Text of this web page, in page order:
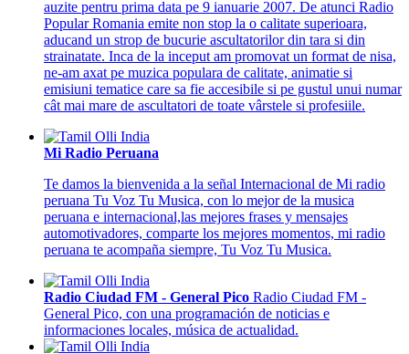
auzite pentru prima data pe 9 ianuarie 2007. De atunci Radio
Popular Romania emite non stop la o calitate superioara,
aducand un strop de bucurie ascultatorilor din tara si din
strainatate. Inca de la inceput am promovat un format de nisa,
ne-am axat pe muzica populara de calitate, animatie si
emisiuni tematice care sa fie accesibile si pe gustul unui numar
cât mai mare de ascultatori de toate vârstele si profesiile.
Mi Radio Peruana
Te damos la bienvenida a la señal Internacional de Mi radio
peruana Tu Voz Tu Musica, con lo mejor de la musica
peruana e internacional,las mejores frases y mensajes
automotivadores, comparte los mejores momentos, mi radio
peruana te acompaña siempre, Tu Voz Tu Musica.
Radio Ciudad FM - General Pico Radio Ciudad FM -
General Pico, con una programación de noticias e
informaciones locales, música de actualidad.